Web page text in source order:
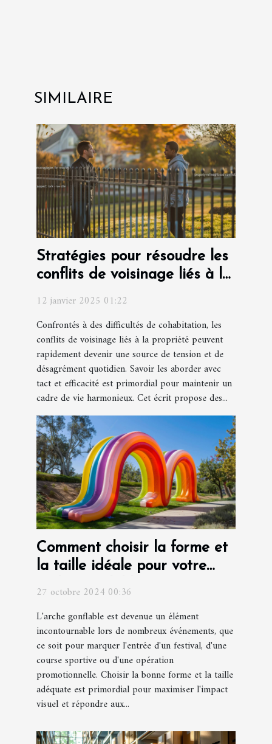
SIMILAIRE
Stratégies pour résoudre les
conflits de voisinage liés à la
propriété
12 janvier 2025 01:22
Confrontés à des difficultés de cohabitation, les
conflits de voisinage liés à la propriété peuvent
rapidement devenir une source de tension et de
désagrément quotidien. Savoir les aborder avec
tact et efficacité est primordial pour maintenir un
cadre de vie harmonieux. Cet écrit propose des...
Comment choisir la forme et
la taille idéale pour votre
arche gonflable
27 octobre 2024 00:36
L'arche gonflable est devenue un élément
incontournable lors de nombreux événements, que
ce soit pour marquer l'entrée d'un festival, d'une
course sportive ou d'une opération
promotionnelle. Choisir la bonne forme et la taille
adéquate est primordial pour maximiser l'impact
visuel et répondre aux...